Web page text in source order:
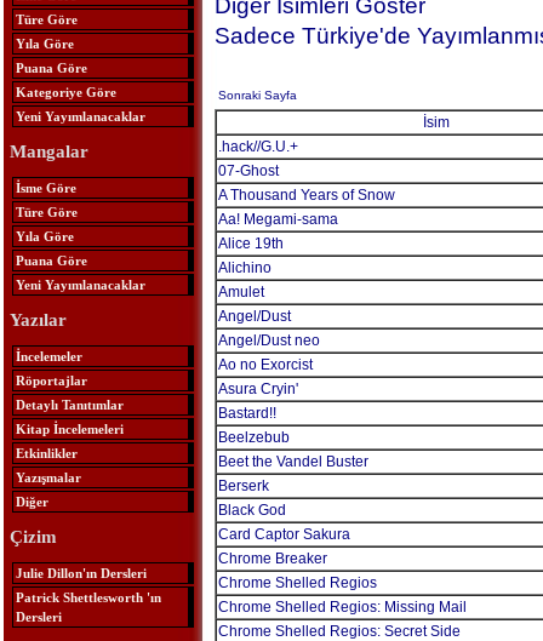
Türe Göre
Yıla Göre
Puana Göre
Kategoriye Göre
Yeni Yayımlanacaklar
Mangalar
İsme Göre
Türe Göre
Yıla Göre
Puana Göre
Yeni Yayımlanacaklar
Yazılar
İncelemeler
Röportajlar
Detaylı Tanıtımlar
Kitap İncelemeleri
Etkinlikler
Yazışmalar
Diğer
Çizim
Julie Dillon'ın Dersleri
Patrick Shettlesworth 'ın
Dersleri
Diğer İsimleri Göster
Sadece Türkiye'de
Sonraki Sayfa
İsim
.hack//G.U.+
07-Ghost
A Thousand Years of Snow
Aa! Megami-sama
Alice 19th
Alichino
Amulet
Angel/Dust
Angel/Dust neo
Ao no Exorcist
Asura Cryin'
Bastard!!
Beelzebub
Beet the Vandel Buster
Berserk
Black God
Card Captor Sakura
Chrome Breaker
Chrome Shelled Regios
Chrome Shelled Regios: Missing Mail
Chrome Shelled Regios: Secret Side